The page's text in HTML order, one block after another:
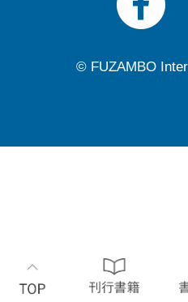
© FUZAMBO